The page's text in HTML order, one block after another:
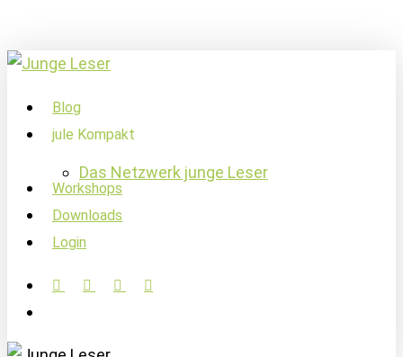
to
main
content
account
Menu
Blog
jule Kompakt
Das Netzwerk junge Leser
Workshops
Downloads
Login
facebooklinkedininstagramsoundcloud